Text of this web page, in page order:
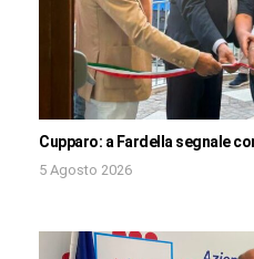
Cupparo: a Fardella segnale
5 Agosto 2026